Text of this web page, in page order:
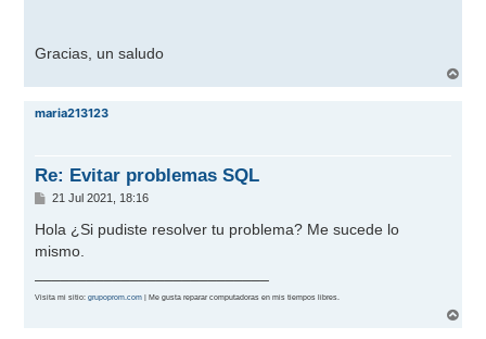
Gracias, un saludo
r
maria213123
Re: Evitar problemas SQL
M
n
s
a
e
21 Jul 2021, 18:16
Hola ¿Si pudiste resolver tu problema? Me sucede lo
mismo.
Visita mi sitio:grupoprom.com | Me gusta reparar computadoras en mis tiempos libres.